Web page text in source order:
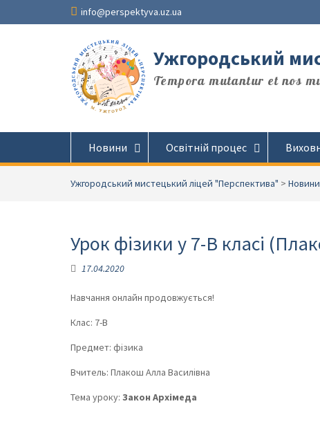
info@perspektyva.uz.ua
Ужгородський
Tempora mutantur et nos
Новини Освітній процес
Ужгородський мистецький ліцей "Перспектива" > Новини
Урок фізики у 7-В класі
17.04.2020
Навчання онлайн продовжується!
Клас: 7-В
Предмет: фізика
Вчитель: Плакош Алла Василівна
Тема уроку: Закон Архімеда